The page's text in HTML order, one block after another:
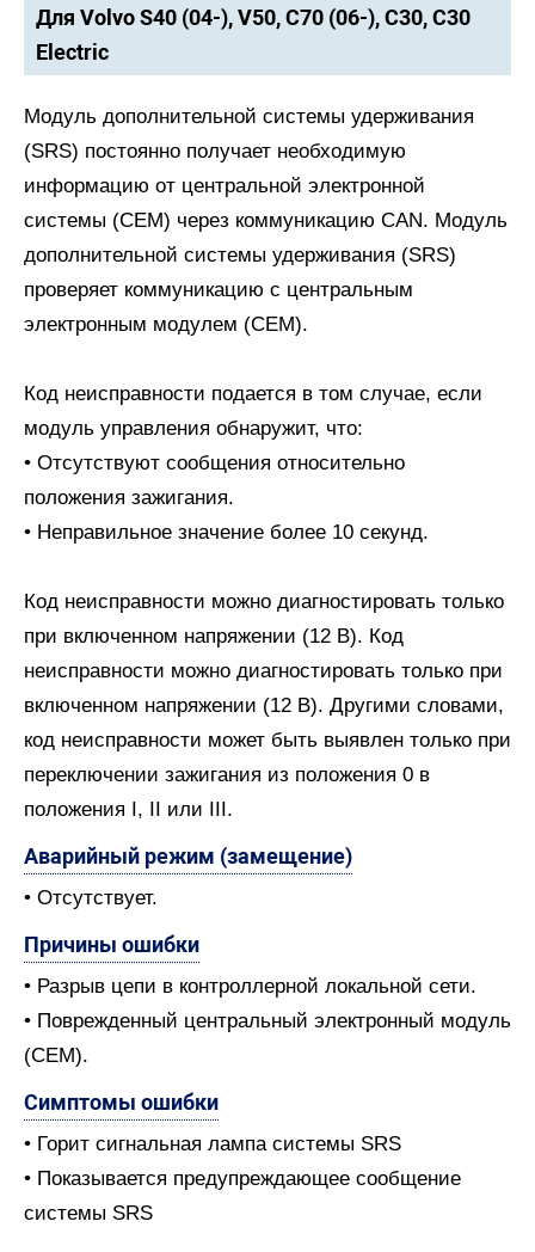
Для Volvo S40 (04-), V50, C70 (06-), C30, C30
Electric
Модуль дополнительной системы удерживания
(SRS) постоянно получает необходимую
информацию от центральной электронной
системы (CEM) через коммуникацию CAN. Модуль
дополнительной системы удерживания (SRS)
проверяет коммуникацию с центральным
электронным модулем (CEM).
Код неисправности подается в том случае, если
модуль управления обнаружит, что:
• Отсутствуют сообщения относительно
положения зажигания.
• Неправильное значение более 10 секунд.
Код неисправности можно диагностировать только
при включенном напряжении (12 В). Код
неисправности можно диагностировать только при
включенном напряжении (12 В). Другими словами,
код неисправности может быть выявлен только при
переключении зажигания из положения 0 в
положения I, II или III.
Аварийный режим (замещение)
• Отсутствует.
Причины ошибки
• Разрыв цепи в контроллерной локальной сети.
• Поврежденный центральный электронный модуль
(СЕМ).
Симптомы ошибки
• Горит сигнальная лампа системы SRS
• Показывается предупреждающее сообщение
системы SRS